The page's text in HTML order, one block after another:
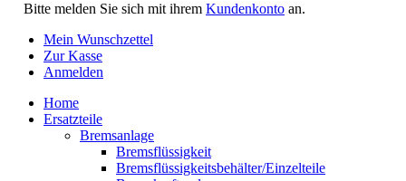
Bitte melden Sie sich mit ihrem Kundenkonto an.
Mein Wunschzettel
Zur Kasse
Anmelden
Home
Ersatzteile
Bremsanlage
Bremsflüssigkeit
Bremsflüssigkeitsbehälter/Einzelteile